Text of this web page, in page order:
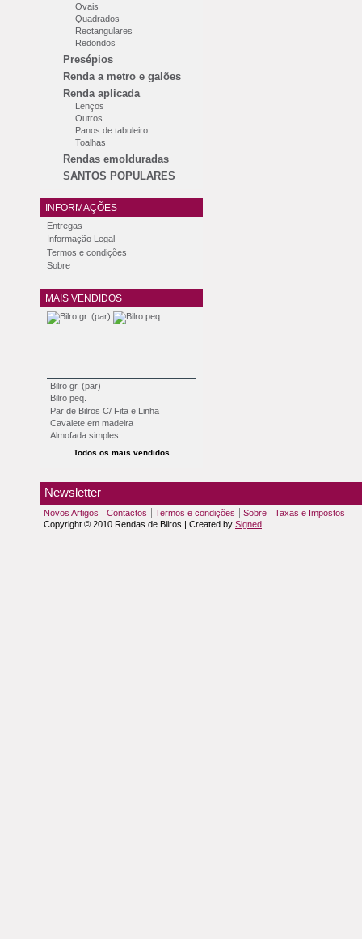
Ovais
Quadrados
Rectangulares
Redondos
Presépios
Renda a metro e galões
Renda aplicada
Lenços
Outros
Panos de tabuleiro
Toalhas
Rendas emolduradas
SANTOS POPULARES
INFORMAÇÕES
Entregas
Informação Legal
Termos e condições
Sobre
MAIS VENDIDOS
Bilro gr. (par)
Bilro peq.
Par de Bilros C/ Fita e Linha
Cavalete em madeira
Almofada simples
Todos os mais vendidos
Newsletter
Novos Artigos Contactos Termos e condições Sobre
Taxas e Impostos
Copyright © 2010 Rendas de Bilros | Created by Signed